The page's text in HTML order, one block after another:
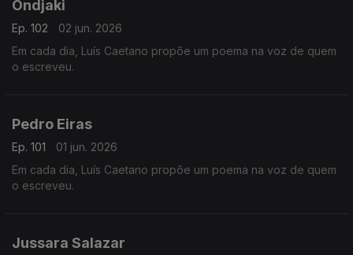
Ondjaki
Ep. 102
02 jun. 2026
Em cada dia, Luís Caetano propõe um poema na voz de quem
o escreveu.
Pedro Eiras
Ep. 101
01 jun. 2026
Em cada dia, Luís Caetano propõe um poema na voz de quem
o escreveu.
Jussara Salazar